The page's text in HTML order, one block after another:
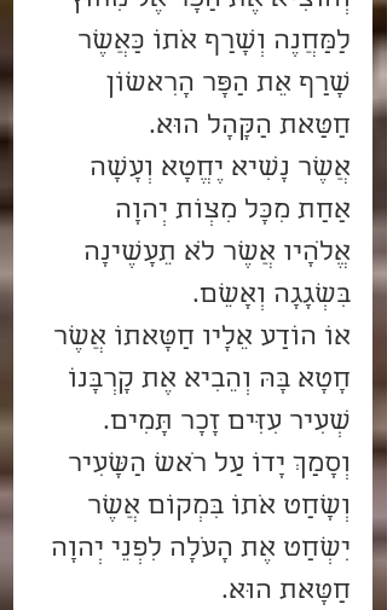
לַמַּחֲנֶה וְשָׂרַף אֹתוֹ כַּאֲשֶׁר
שָׂרַף אֵת הַפָּר הָרִאשׁוֹן
חַטַּאת הַקָּהָל הוּא.
אֲשֶׁר נָשִׂיא יֶחֱטָא וְעָשָׂה
אַחַת מִכָּל מִצְו‍ֹת יְהוָה
אֱלֹהָיו אֲשֶׁר לֹא תֵעָשֶׂינָה
בִּשְׁגָגָה וְאָשֵׁם.
אוֹ הוֹדַע אֵלָיו חַטָּאתוֹ אֲשֶׁר
חָטָא בָּהּ וְהֵבִיא אֶת קָרְבָּנוֹ
שְׂעִיר עִזִּים זָכָר תָּמִים.
וְסָמַךְ יָדוֹ עַל רֹאשׁ הַשָּׂעִיר
וְשָׁחַט אֹתוֹ בִּמְקוֹם אֲשֶׁר
יִשְׁחַט אֶת הָעֹלָה לִפְנֵי יְהוָה
חַטָּאת הוּא.